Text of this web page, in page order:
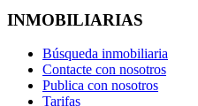
INMOBILIARIAS
Búsqueda inmobiliaria
Contacte con nosotros
Publica con nosotros
Tarifas